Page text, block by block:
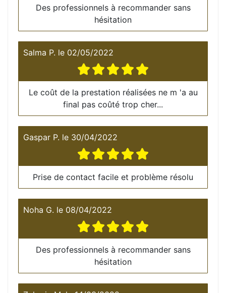
Des professionnels à recommander sans
hésitation
Salma P. le 02/05/2022
Le coût de la prestation réalisées ne m 'a au
final pas coûté trop cher...
Gaspar P. le 30/04/2022
Prise de contact facile et problème résolu
Noha G. le 08/04/2022
Des professionnels à recommander sans
hésitation